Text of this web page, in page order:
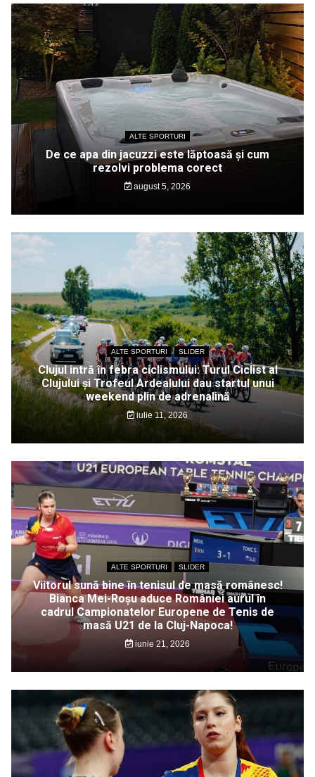
ALTE SPORTURI
De ce apa din jacuzzi este lăptoasă și cum
rezolvi problema corect
august 5, 2026
ALTE SPORTURI SLIDER
Clujul intră în febra ciclismului: Turul Ciclist al
Clujului și Trofeul Ardealului dau startul unui
weekend plin de adrenalină
iulie 11, 2026
ALTE SPORTURI SLIDER
Viitorul sună bine în tenisul de masă românesc!
Bianca Mei-Roșu aduce României aurul în
cadrul Campionatelor Europene de Tenis de
masă U21 de la Cluj-Napoca!
iunie 21, 2026